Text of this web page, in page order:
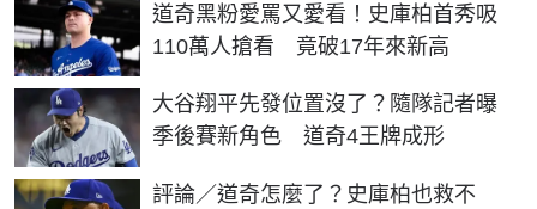
道奇黑粉愛罵又愛看！史庫柏首秀吸
110萬人搶看 竟破17年來新高
大谷翔平先發位置沒了？隨隊記者曝
季後賽新角色 道奇4王牌成形
評論／道奇怎麼了？史庫柏也救不